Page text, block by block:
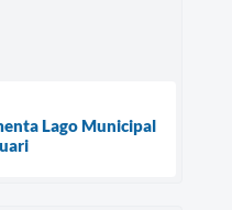
Lago Municipal